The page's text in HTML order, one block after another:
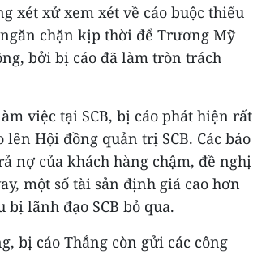
xét xử xem xét về cáo buộc thiếu
chặn kịp thời để Trương Mỹ
bởi bị cáo đã làm tròn trách
việc tại SCB, bị cáo phát hiện rất
Hội đồng quản trị SCB. Các báo
nợ của khách hàng chậm, đề nghị
một số tài sản định giá cao hơn
lãnh đạo SCB bỏ qua.
bị cáo Thắng còn gửi các công